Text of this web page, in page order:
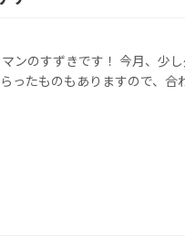
ンのすずきです！ 今月、少
ったものもありますので、